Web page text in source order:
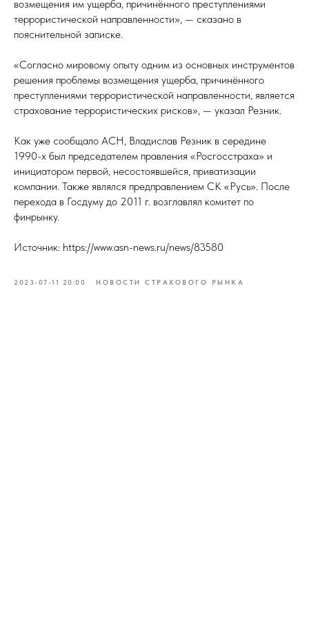
возмещения им ущерба, причинённого преступлениями
террористической направленности», — сказано в
пояснительной записке.
«Согласно мировому опыту одним из основных инструментов
решения проблемы возмещения ущерба, причинённого
преступлениями террористической направленности, является
страхование террористических рисков», — указал Резник.
Как уже сообщало АСН, Владислав Резник в середине
1990-х был председателем правления «Росгосстраха» и
инициатором первой, несостоявшейся, приватизации
компании. Также являлся предправлением СК «Русь». После
перехода в Госдуму до 2011 г. возглавлял комитет по
финрынку.
Источник: https://www.asn-news.ru/news/83580
2023-07-11 20:00 НОВОСТИ СТРАХОВОГО РЫНКА